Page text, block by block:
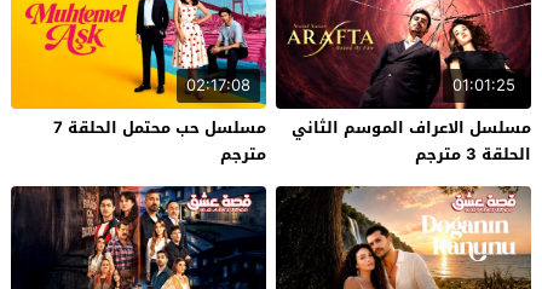
01:01:25
مسلسل الاعراف الموسم الثاني
الحلقة 3 مترجم
02:17:08
مسلسل حب محتمل الحلقة 7
مترجم